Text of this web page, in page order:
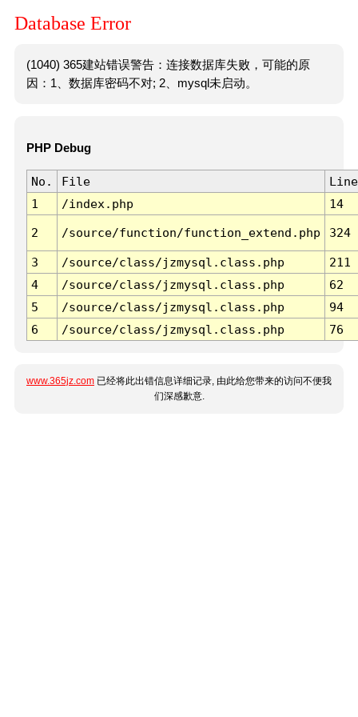
Database Error
(1040) 365建站错误警告：连接数据库失败，可能的原
因：1、数据库密码不对; 2、mysql未启动。
PHP Debug
No. File
Line
1
/index.php 14
2 /source/function/function_extend.php 324
3 /source/class/jzmysql.class.php
211
4
/source/class/jzmysql.class.php
62
5
/source/class/jzmysql.class.php
94
6
/source/class/jzmysql.class.php 76
www.365jz.com 已经将此出错信息详细记录, 由此给您带来的访问不便我
们深感歉意.